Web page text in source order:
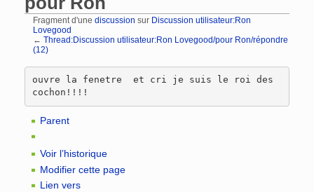
Fragment d'une discussion sur Discussion utilisateur:Ron
Lovegood
← Thread:Discussion utilisateur:Ron Lovegood/pour Ron/répondre
(12)
ouvre la fenetre  et cri je suis le roi des
Parent
Voir l’historique
Modifier cette page
Lien vers